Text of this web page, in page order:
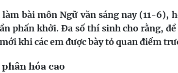
làm bài môn Ngữ văn sáng nay (11-6),
phấn khởi. Đa số thí sinh cho rằng,
khi các em được bày tỏ quan điểm
hóa cao